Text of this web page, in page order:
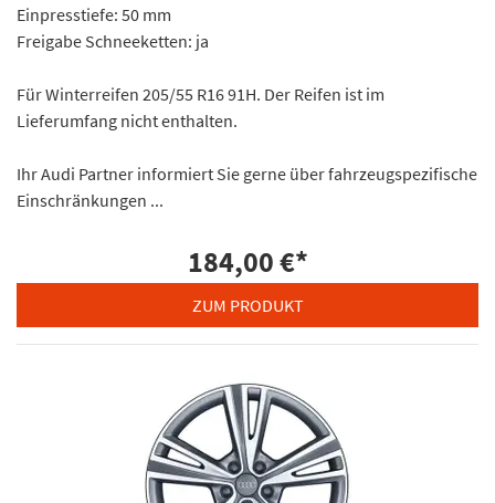
Einpresstiefe: 50 mm
Freigabe Schneeketten: ja
Für Winterreifen 205/55 R16 91H. Der Reifen ist im
Lieferumfang nicht enthalten.
Ihr Audi Partner informiert Sie gerne über fahrzeugspezifische
Einschränkungen ...
184,00 €*
ZUM PRODUKT